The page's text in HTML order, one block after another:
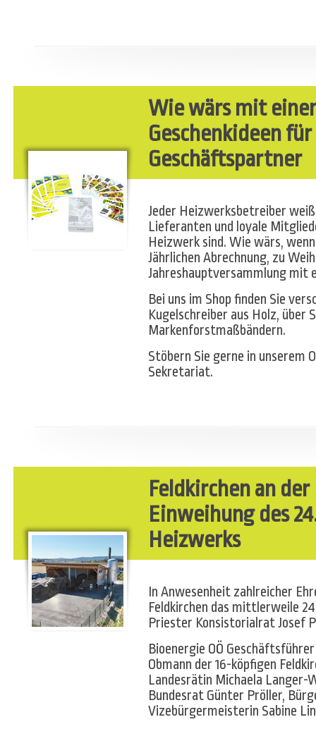
Wie wärs mit
Geschenkideen
Geschäftspartner
Jeder Heizwerksbetreiber
Lieferanten und loyale
Heizwerk sind. Wie wärs,
Jährlichen Abrechnung, zu
Jahreshauptversammlung mit
Bei uns im Shop finden Sie
Kugelschreiber aus Holz, über
Markenforstmaßbändern.
Stöbern Sie gerne in unserem
Sekretariat.
Feldkirchen an
Einweihung des
Heizwerks
In Anwesenheit zahlreicher
Feldkirchen das mittlerweile
Priester Konsistorialrat Josef
Bioenergie OÖ
Obmann der 16-köpfigen
Landesrätin Michaela
Bundesrat Günter Pröller,
Vizebürgermeisterin Sabine